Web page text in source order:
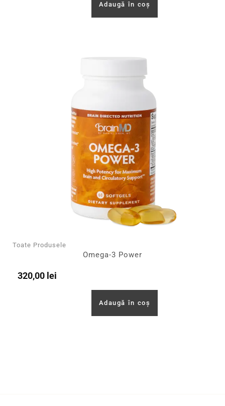
Adaugă în coș
Toate Produsele
Omega-3 Power
320,00 lei
Adaugă în coș